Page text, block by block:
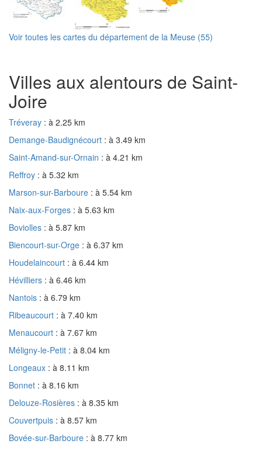
Voir toutes les cartes du département de la Meuse (55)
Villes aux alentours de Saint-
Joire
Tréveray : à 2.25 km
Demange-Baudignécourt : à 3.49 km
Saint-Amand-sur-Ornain : à 4.21 km
Reffroy : à 5.32 km
Marson-sur-Barboure : à 5.54 km
Naix-aux-Forges : à 5.63 km
Boviolles : à 5.87 km
Biencourt-sur-Orge : à 6.37 km
Houdelaincourt : à 6.44 km
Hévilliers : à 6.46 km
Nantois : à 6.79 km
Ribeaucourt : à 7.40 km
Menaucourt : à 7.67 km
Méligny-le-Petit : à 8.04 km
Longeaux : à 8.11 km
Bonnet : à 8.16 km
Delouze-Rosières : à 8.35 km
Couvertpuis : à 8.57 km
Bovée-sur-Barboure : à 8.77 km